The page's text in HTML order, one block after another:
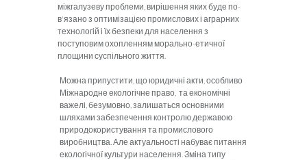
міжгалузеву проблеми, вирішення яких буде по­
в'язано з оптимізацією промислових і аграрних
технологій і їх безпеки для населення з
поступовим охопленням морально-етичної
площини суспільного життя.
Можна припустити, що юридичні акти, особливо
Міжнародне екологічне право, та економічні
важелі, безумовно, залишаться основними
шляхами забезпечення контролю державою
природокори­стування та промислового
виробництва. Але актуальності набуває питання
еко­логічної культури населення. Зміна типу